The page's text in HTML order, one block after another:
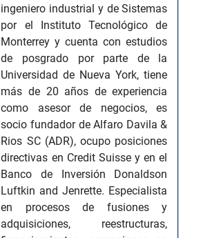
ingeniero industrial y de Sistemas
por el Instituto Tecnológico de
Monterrey y cuenta con estudios
de posgrado por parte de la
Universidad de Nueva York, tiene
más de 20 años de experiencia
como asesor de negocios, es
socio fundador de Alfaro Davila &
Rios SC (ADR), ocupo posiciones
directivas en Credit Suisse y en el
Banco de Inversión Donaldson
Luftkin and Jenrette. Especialista
en procesos de fusiones y
adquisiciones, reestructuras,